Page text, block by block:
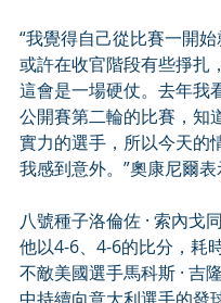
“我覺得自己從比賽一開始
或許在收官階段有些掙扎
這會是一場硬仗。去年我
公開賽第二輪的比賽，知
實力的選手，所以今天的
我感到意外。”奧康尼爾表
八號種子洛倫佐 · 索內戈
他以4-6、4-6的比分，耗
不敵美國選手馬科斯 · 吉